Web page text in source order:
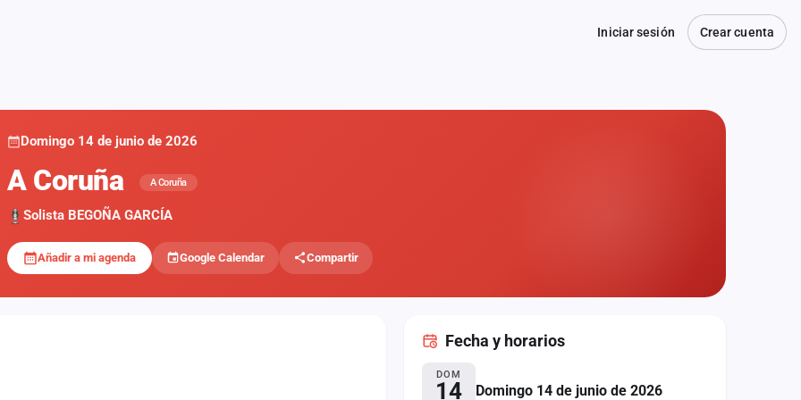
Iniciar sesión Crear cuenta
Domingo 14 de junio de 2026
A Coruña A Coruña
Solista BEGOÑA GARCÍA
Añadir a mi agenda Google Calendar Compartir
Fecha y horarios
DOM
14 Domingo 14 de junio de 2026